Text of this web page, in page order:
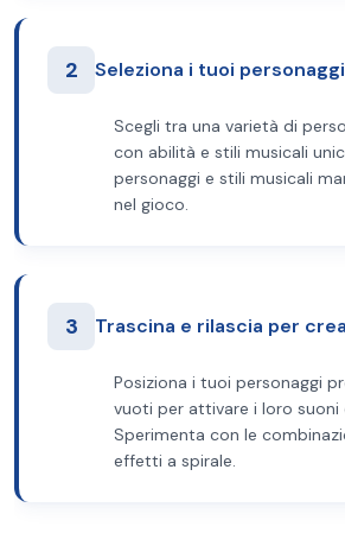
2 Seleziona i tuoi personaggi
Scegli tra una varietà di
con abilità e stili musicali
personaggi e stili musicali
nel gioco.
3 Trascina e rilascia per
Posiziona i tuoi personaggi
vuoti per attivare i loro suoni
Sperimenta con le
effetti a spirale.